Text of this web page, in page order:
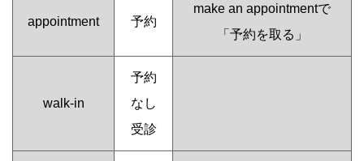
appointment 予約
make an appointmentで
「予約を取る」
walk-in
予約
なし
受診